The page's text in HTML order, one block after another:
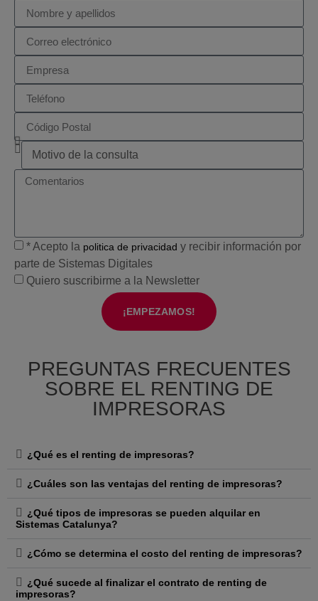
* Acepto la politica de privacidad y recibir información por
parte de Sistemas Digitales
Quiero suscribirme a la Newsletter
¡EMPEZAMOS!
PREGUNTAS FRECUENTES
SOBRE EL RENTING DE
IMPRESORAS
¿Qué es el renting de impresoras?
¿Cuáles son las ventajas del renting de impresoras?
¿Qué tipos de impresoras se pueden alquilar en
Sistemas Catalunya?
¿Cómo se determina el costo del renting de impresoras?
¿Qué sucede al finalizar el contrato de renting de
impresoras?